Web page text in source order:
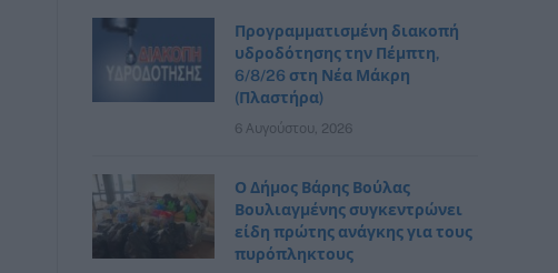
Προγραμματισμένη διακοπή
υδροδότησης την Πέμπτη,
6/8/26 στη Νέα Μάκρη
(Πλαστήρα)
6 Αυγούστου, 2026
Ο Δήμος Βάρης Βούλας
Βουλιαγμένης συγκεντρώνει
είδη πρώτης ανάγκης για τους
πυρόπληκτους